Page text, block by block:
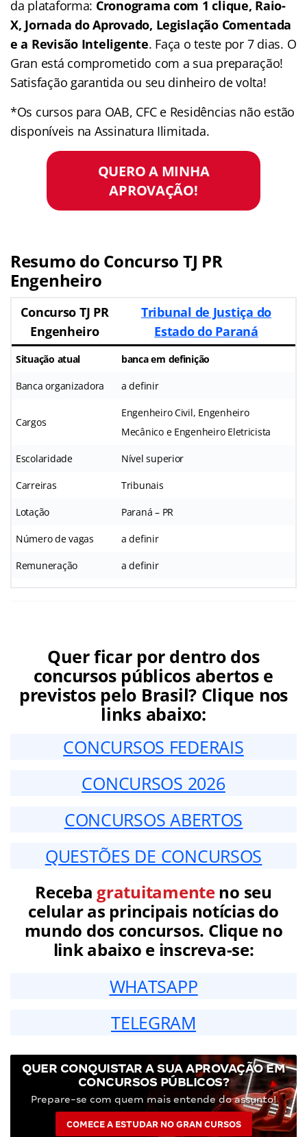
da plataforma: Cronograma com 1 clique, Raio-
X, Jornada do Aprovado, Legislação Comentada
e a Revisão Inteligente. Faça o teste por 7 dias. O
Gran está comprometido com a sua preparação!
Satisfação garantida ou seu dinheiro de volta!
*Os cursos para OAB, CFC e Residências não estão
disponíveis na Assinatura Ilimitada.
QUERO A MINHA
APROVAÇÃO!
Resumo do Concurso TJ PR
Engenheiro
Concurso TJ PR
Engenheiro
Tribunal de Justiça do
Estado do Paraná
Situação atual banca em definição
Banca organizadora a definir
Cargos
Engenheiro Civil, Engenheiro
Mecânico e Engenheiro Eletricista
Escolaridade Nível superior
Carreiras Tribunais
Lotação Paraná – PR
Número de vagas a definir
Remuneração a definir
Quer ficar por dentro dos
concursos públicos abertos e
previstos pelo Brasil? Clique nos
links abaixo:
CONCURSOS FEDERAIS
CONCURSOS 2026
CONCURSOS ABERTOS
QUESTÕES DE CONCURSOS
Receba gratuitamenteno seu
celular as principais notícias do
mundo dos concursos. Clique no
link abaixo e inscreva-se:
WHATSAPP
TELEGRAM
QUER CONQUISTAR A SUA APROVAÇÃO EM
CONCURSOS PÚBLICOS?
Prepare-se com quem mais entende do assunto!
COMECE A ESTUDAR NO GRAN CURSOS